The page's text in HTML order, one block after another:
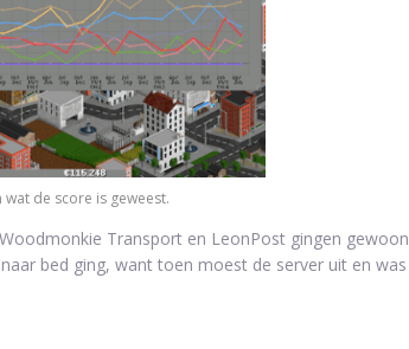
de score is geweest.
Transport en LeonPost gingen gewoon
bed ging, want toen moest de server uit en was